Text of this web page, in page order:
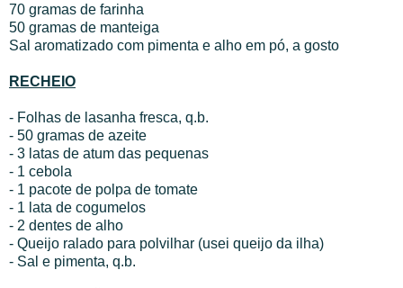
70 gramas de farinha
50 gramas de manteiga
Sal aromatizado com pimenta e alho em pó, a gosto
RECHEIO
- Folhas de lasanha fresca, q.b.
- 50 gramas de azeite
- 3 latas de atum das pequenas
- 1 cebola
- 1 pacote de polpa de tomate
- 1 lata de cogumelos
- 2 dentes de alho
- Queijo ralado para polvilhar (usei queijo da ilha)
- Sal e pimenta, q.b.